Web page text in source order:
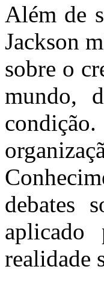
Além de
Jackson
sobre o
mundo,
debates
aplicado
realidade